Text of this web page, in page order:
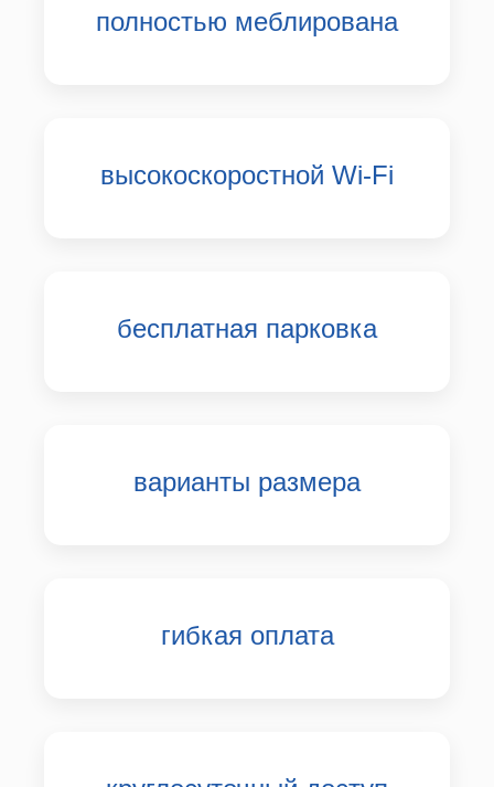
полностью меблирована
высокоскоростной Wi-Fi
бесплатная парковка
варианты размера
гибкая оплата